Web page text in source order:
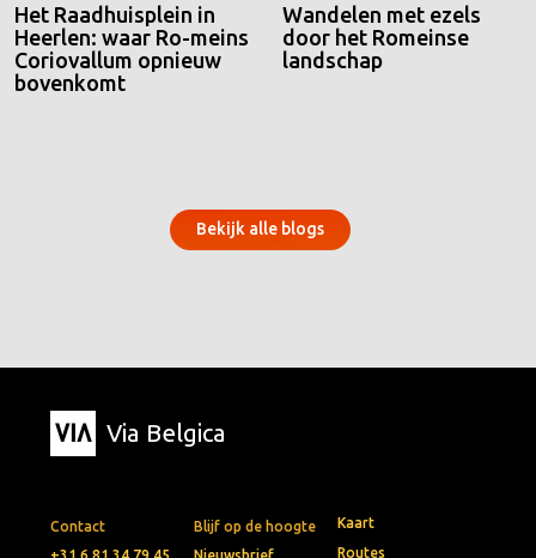
Het Raadhuisplein in
Heerlen: waar Ro-meins
Coriovallum opnieuw
bovenkomt
Wandelen met ezels
door het Romeinse
landschap
Bekijk alle blogs
Via Belgica
Contact
Blijf op de hoogte
Kaart
Routes